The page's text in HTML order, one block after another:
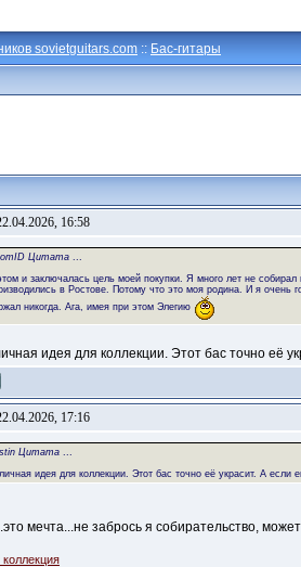
sovietguitars.com :: Бас-гитары
16:58
Цитата ...
и заключалась цель моей покупки. Я много лет не
в Ростове. Потому что это моя родина. И я очень
никогда. Ага, имея при этом Элегию
идея для коллекции. Этот бас точно её
17:16
Цитата ...
идея для коллекции. Этот бас точно её украсит. А если
мечта...не забрось я собирательство,